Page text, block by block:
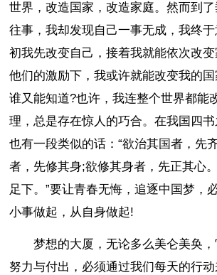
世界，改造国家，改造家庭。然而到
往事，我却发现自己一事无成，我终
初我先改变自己，接着我就能依次改
他们的激励下，我或许就能改变我的国
谁又能知道?也许，我连整个世界都能
理，总是存在惊人的巧合。在我国四书
也有一段类似的话：“欲治其国者，先
者，先修其身;欲修其身者，先正其心
足下。”要让青春无悔，追逐中国梦，
小事做起，从自身做起!
梦想的大厦，无论多么美仑美奂
努力与付出，必须通过我们每天的行